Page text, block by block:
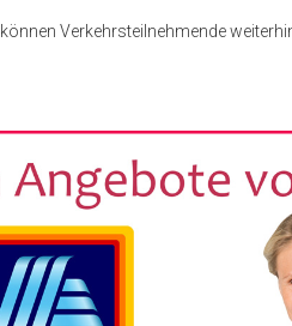
können Verkehrsteilnehmende